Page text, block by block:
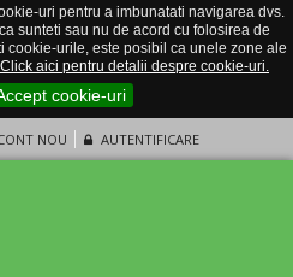
uri pentru a imbunatati navigarea dvs.
sunteti sau nu de acord cu folosirea de
cookie-urile, este posibil ca unele zone ale
Click aici pentru detalii despre cookie-uri.
cookie-uri
NOU AUTENTIFICARE